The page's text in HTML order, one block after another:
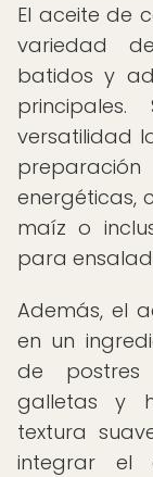
El aceite de
variedad
batidos y
versatilidad
energéticas,
maíz o
para
Además, el
en un
de postres
galletas y
textura
integrar el